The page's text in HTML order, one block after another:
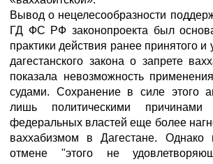
Вывод о нецелесообразности
ГД ФС РФ законопроекта был
практики действия ранее принятого
дагестанского закона о запрете
показала невозможность
судами. Сохранение в силе этого
лишь политическими
федеральных властей еще более
ваххабизмом в Дагестане. Однако
отмене "этого не